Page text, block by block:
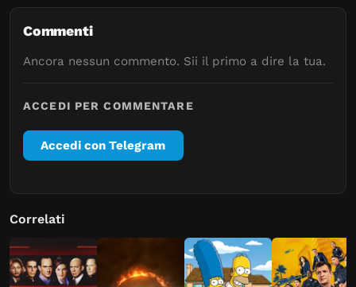
Commenti
Ancora nessun commento. Sii il primo a dire la tua.
ACCEDI PER COMMENTARE
Accedi con Telegram
Correlati